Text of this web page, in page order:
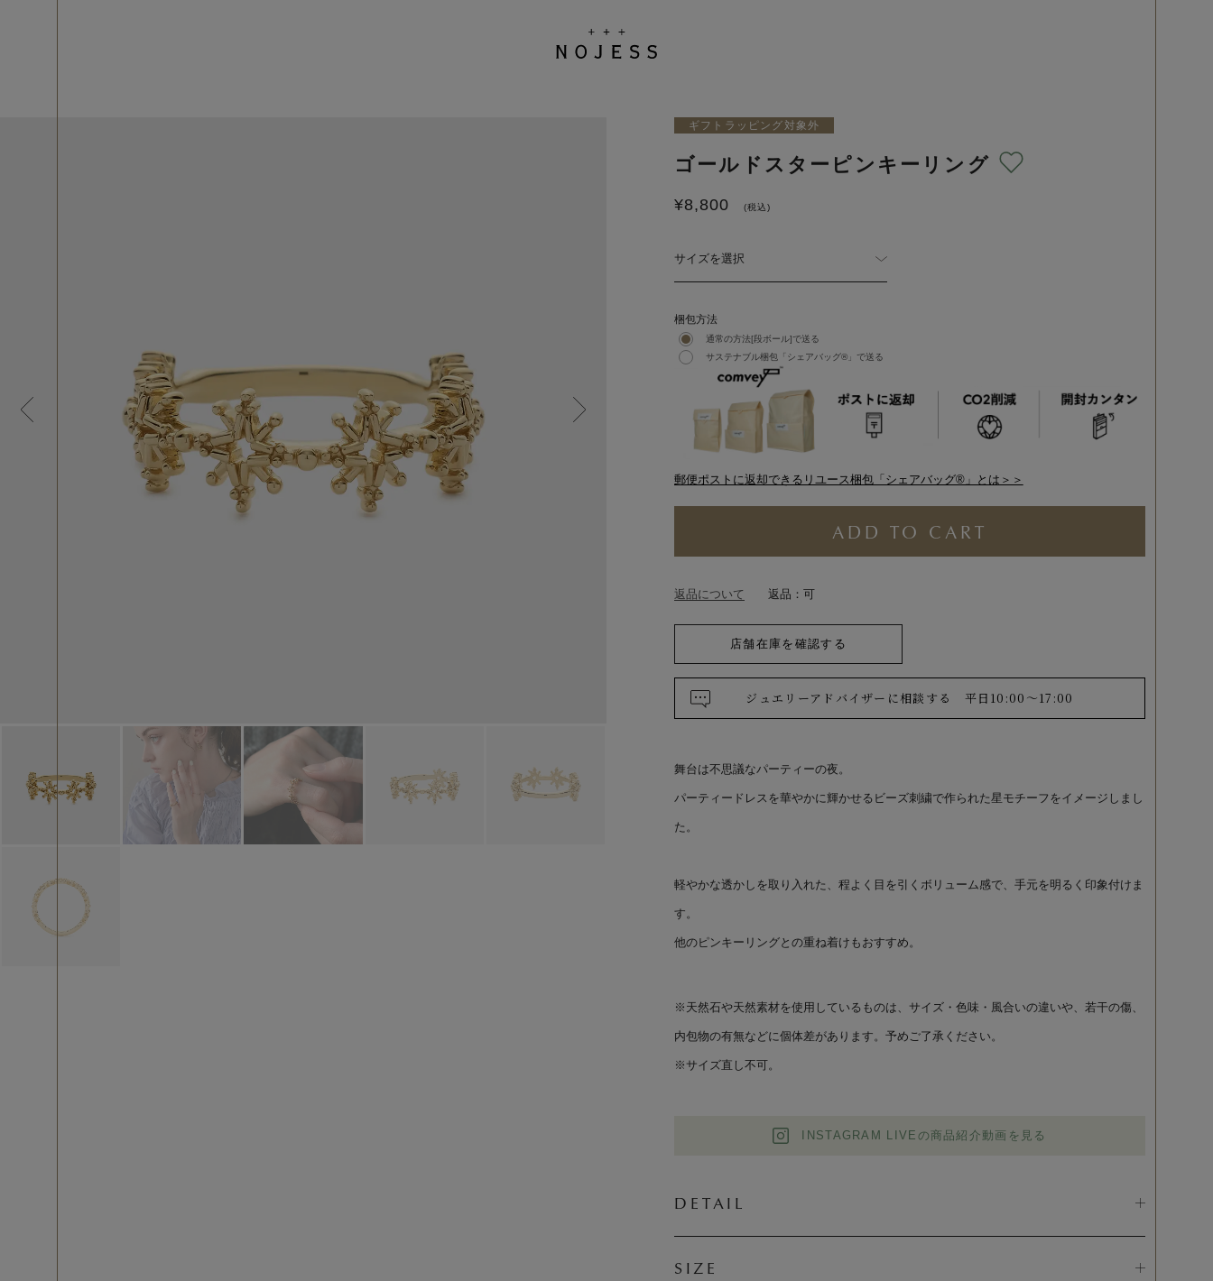
ギフトラッピング対象外
ゴールドスターピンキーリング
¥8,800 (税込)
サイズを選択
梱包方法
通常の方法[段ボール]で送る
サステナブル梱包「シェアバッグ®︎」で送る
郵便ポストに返却できるリユース梱包「シェアバッグ®︎」とは＞＞
ADD TO CART
返品について 返品：可
店舗在庫を確認する
ジュエリーアドバイザーに相談する 平日10:00～17:00
舞台は不思議なパーティーの夜。
パーティードレスを華やかに輝かせるビーズ刺繍で作られた星モチーフをイメージしまし
た。
軽やかな透かしを取り入れた、程よく目を引くボリューム感で、手元を明るく印象付けま
す。
他のピンキーリングとの重ね着けもおすすめ。
※天然石や天然素材を使用しているものは、サイズ・色味・風合いの違いや、若干の傷、
内包物の有無などに個体差があります。予めご了承ください。
※サイズ直し不可。
INSTAGRAM LIVEの商品紹介動画を見る
DETAIL
SIZE